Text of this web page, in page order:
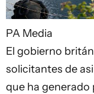
PA Media
El gobierno
solicitantes de
que ha generado